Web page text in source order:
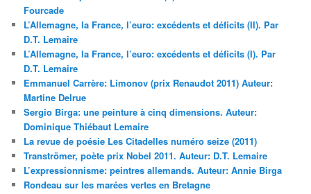
Fourcade
L’Allemagne, la France, l’euro: excédents et déficits (II). Par
D.T. Lemaire
L’Allemagne, la France, l’euro: excédents et déficits (I). Par
D.T. Lemaire
Emmanuel Carrère: Limonov (prix Renaudot 2011) Auteur:
Martine Delrue
Sergio Birga: une peinture à cinq dimensions. Auteur:
Dominique Thiébaut Lemaire
La revue de poésie Les Citadelles numéro seize (2011)
Tranströmer, poète prix Nobel 2011. Auteur: D.T. Lemaire
L’expressionnisme: peintres allemands. Auteur: Annie Birga
Rondeau sur les marées vertes en Bretagne